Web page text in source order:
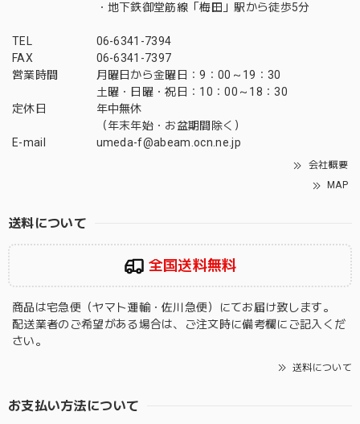
・地下鉄御堂筋線「梅田」駅から徒歩5分
TEL
06-6341-7394
FAX
06-6341-7397
営業時間
月曜日から金曜日：9：00～19：30
土曜・日曜・祝日：10：00～18：30
定休日
年中無休
（年末年始・お盆期間除く）
E-mail
umeda-f@abeam.ocn.ne.jp
会社概要
MAP
送料について
全国送料無料
商品は宅急便（ヤマト運輸・佐川急便）にてお届け致します。
配送業者のご希望がある場合は、ご注文時に備考欄にご記入くだ
さい。
送料について
お支払い方法について